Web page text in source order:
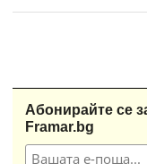
Абонирайте се
Framar.bg